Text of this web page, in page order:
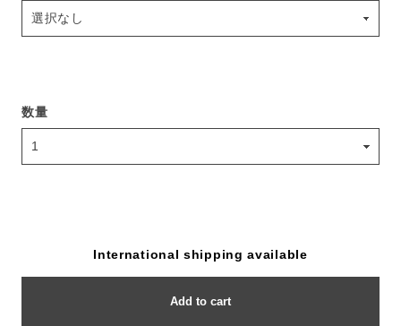
数量
International shipping available
Add to cart